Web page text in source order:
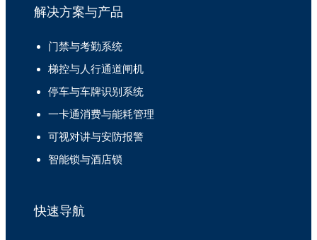
解决方案与产品
门禁与考勤系统
梯控与人行通道闸机
停车与车牌识别系统
一卡通消费与能耗管理
可视对讲与安防报警
智能锁与酒店锁
快速导航